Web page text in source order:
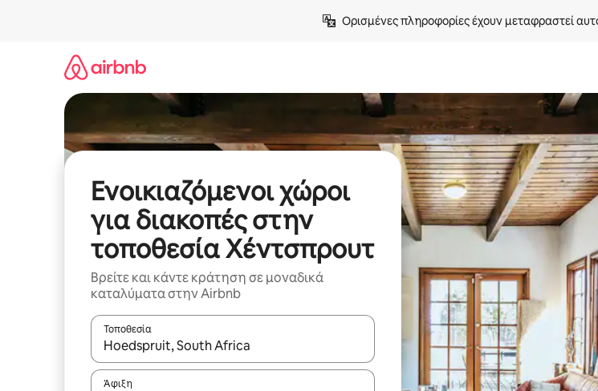
Ορισμένες πληροφορίες έχουν μεταφραστεί
Ενοικιαζόμενοι χώροι
για διακοπές στην
τοποθεσία Χέντσπρουτ
Βρείτε και κάντε κράτηση σε μοναδικά
καταλύματα στην Airbnb
Τοποθεσία
Όταν τα αποτελέσματα είναι διαθέσιμα, μπορείτε να πλοηγηθείτε στη σελίδα με τα
Άφιξη